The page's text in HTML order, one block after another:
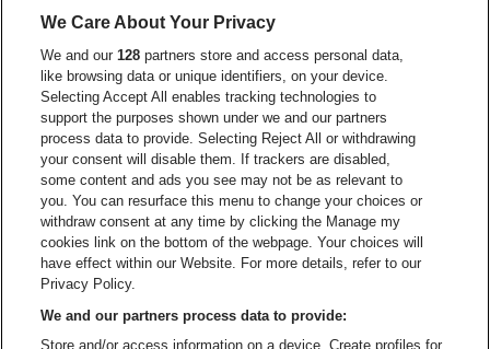
Ga naar de website van Europcar
Ga naar de
Ga naar de website van Coca-Cola
Ga naar de website van
Ga naar
Ga naar de website van Champagne
Ga naar de website
Ga naar de website van Het logo van
Ga naar de website
Ga naar de
Ga naar
Capitole Gent is een deel van be•at
Capitole Gent
Be-At Venues
We Care About Your Privacy
We and our128 partners store and access personal data,
like browsing data or unique identifiers, on your device.
Selecting Accept All enables tracking technologies to
support the purposes shown under we and our partners
process data to provide. Selecting Reject All or withdrawing
your consent will disable them. If trackers are disabled,
some content and ads you see may not be as relevant to
you. You can resurface this menu to change your choices or
withdraw consent at any time by clicking the Manage my
cookies link on the bottom of the webpage. Your choices will
have effect within our Website. For more details, refer to our
Privacy Policy.
We and our partners process data to provide:
Store and/or access information on a device. Create profiles for